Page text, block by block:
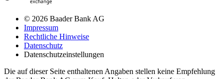
© 2026 Baader Bank AG
Impressum
Rechtliche Hinweise
Datenschutz
Datenschutzeinstellungen
Die auf dieser Seite enthaltenen Angaben stellen keine Empfehlung